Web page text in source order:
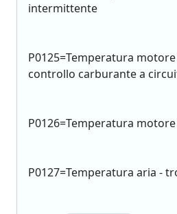
intermittente
P0125=Temperatura
controllo carburante a
P0126=Temperatura
P0127=Temperatura aria -